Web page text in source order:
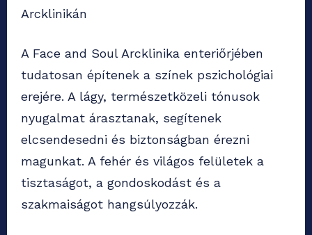
Arcklinikán
A Face and Soul Arcklinika enteriőrjében
tudatosan építenek a színek pszichológiai
erejére. A lágy, természetközeli tónusok
nyugalmat árasztanak, segítenek
elcsendesedni és biztonságban érezni
magunkat. A fehér és világos felületek a
tisztaságot, a gondoskodást és a
szakmaiságot hangsúlyozzák.